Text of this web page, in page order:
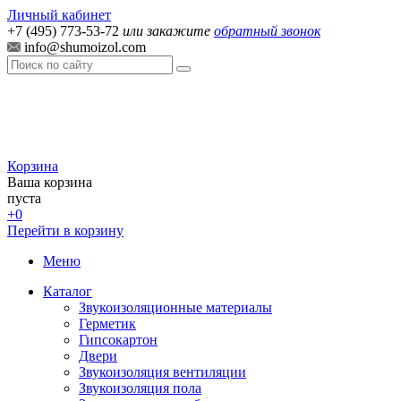
Личный кабинет
+7 (495) 773-53-72 или закажите обратный звонок
info@shumoizol.com
Корзина
Ваша корзина
пуста
+0
Перейти в корзину
Меню
Каталог
Звукоизоляционные материалы
Герметик
Гипсокартон
Двери
Звукоизоляция вентиляции
Звукоизоляция пола